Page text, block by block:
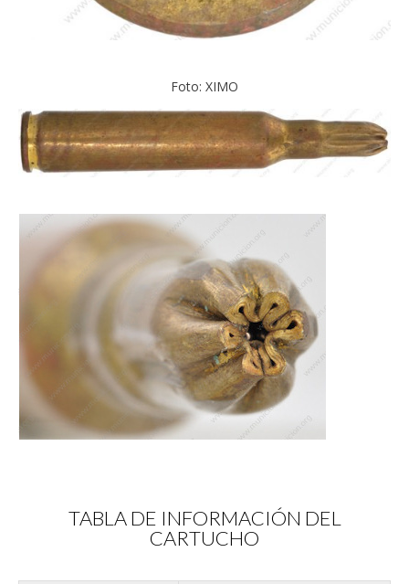
Foto: XIMO
TABLA DE INFORMACIÓN DEL
CARTUCHO